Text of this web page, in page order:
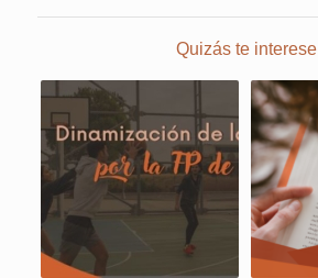
Quizás te interese